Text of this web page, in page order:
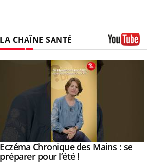
LA CHAÎNE SANTÉ
Youtube
Eczéma Chronique des Mains : se
préparer pour l’été !Youtube